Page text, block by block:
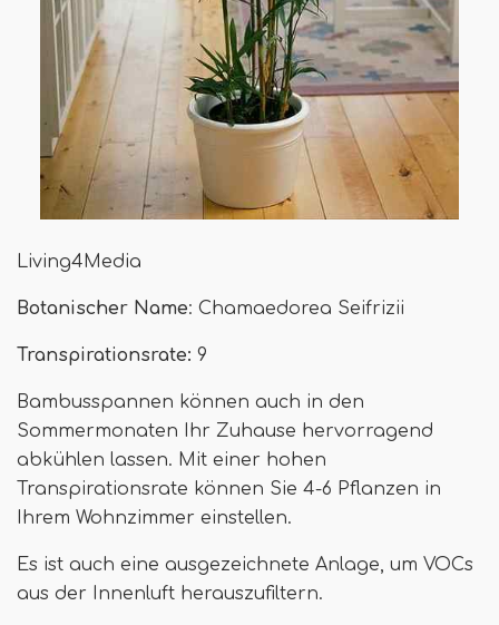
Living4Media
Botanischer Name: Chamaedorea Seifrizii
Transpirationsrate: 9
Bambusspannen können auch in den
Sommermonaten Ihr Zuhause hervorragend
abkühlen lassen. Mit einer hohen
Transpirationsrate können Sie 4-6 Pflanzen in
Ihrem Wohnzimmer einstellen.
Es ist auch eine ausgezeichnete Anlage, um VOCs
aus der Innenluft herauszufiltern.